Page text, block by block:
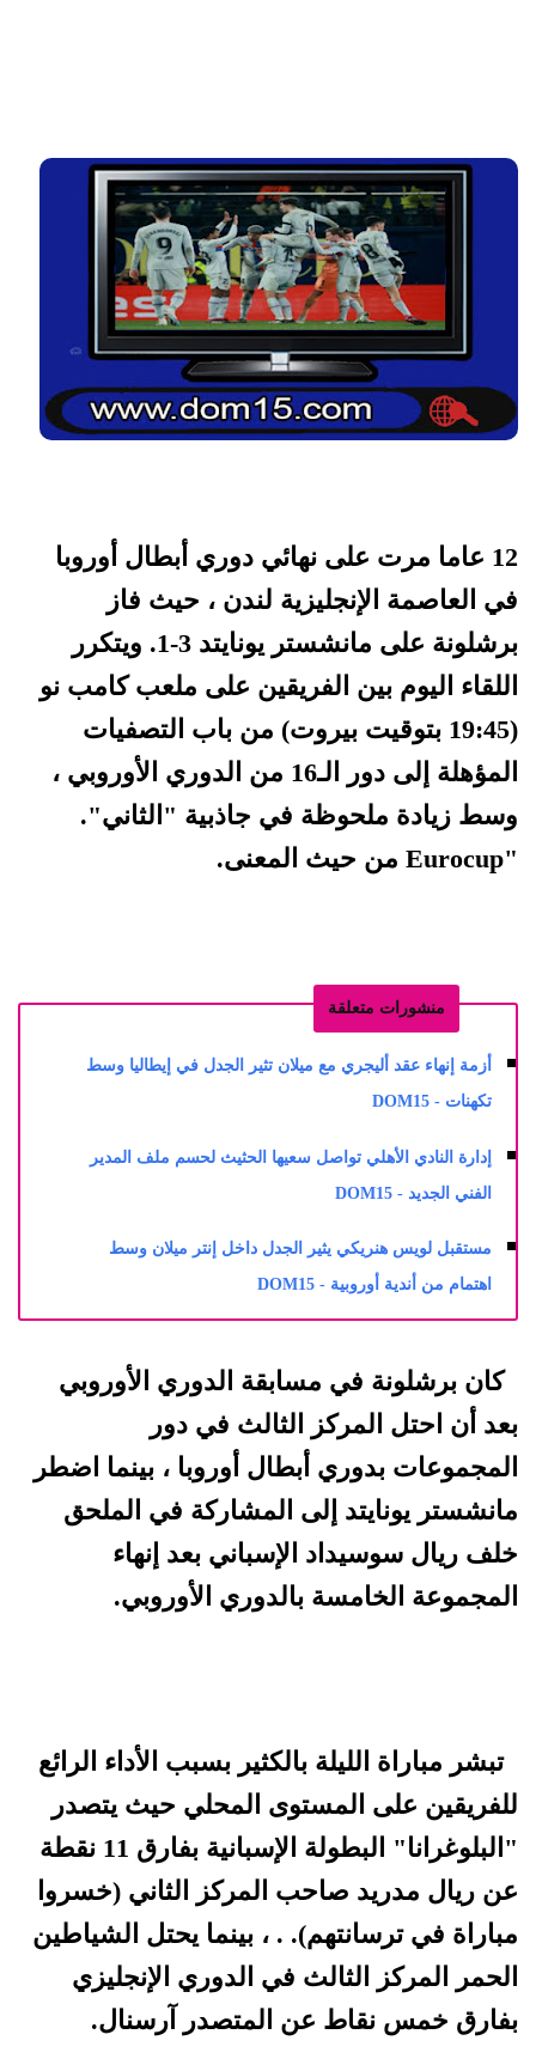
12 عاما مرت على نهائي دوري أبطال أوروبا
في العاصمة الإنجليزية لندن ، حيث فاز
برشلونة على مانشستر يونايتد 3-1. ويتكرر
اللقاء اليوم بين الفريقين على ملعب كامب نو
(19:45 بتوقيت بيروت) من باب التصفيات
المؤهلة إلى دور الـ16 من الدوري الأوروبي ،
وسط زيادة ملحوظة في جاذبية "الثاني".
"Eurocup من حيث المعنى.
منشورات متعلقة
أزمة إنهاء عقد أليجري مع ميلان تثير الجدل في إيطاليا وسط
تكهنات - DOM15
إدارة النادي الأهلي تواصل سعيها الحثيث لحسم ملف المدير
الفني الجديد - DOM15
مستقبل لويس هنريكي يثير الجدل داخل إنتر ميلان وسط
اهتمام من أندية أوروبية - DOM15
كان برشلونة في مسابقة الدوري الأوروبي
بعد أن احتل المركز الثالث في دور
المجموعات بدوري أبطال أوروبا ، بينما اضطر
مانشستر يونايتد إلى المشاركة في الملحق
خلف ريال سوسيداد الإسباني بعد إنهاء
المجموعة الخامسة بالدوري الأوروبي.
تبشر مباراة الليلة بالكثير بسبب الأداء الرائع
للفريقين على المستوى المحلي حيث يتصدر
"البلوغرانا" البطولة الإسبانية بفارق 11 نقطة
عن ريال مدريد صاحب المركز الثاني (خسروا
مباراة في ترسانتهم). . ، بينما يحتل الشياطين
الحمر المركز الثالث في الدوري الإنجليزي
بفارق خمس نقاط عن المتصدر آرسنال.